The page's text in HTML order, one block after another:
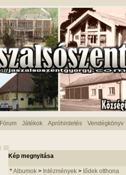
Fórum Játékok Apróhirdetés Vendégkönyv
Kép megnyitása
*Albumok > Intézmények > Iődek otthona